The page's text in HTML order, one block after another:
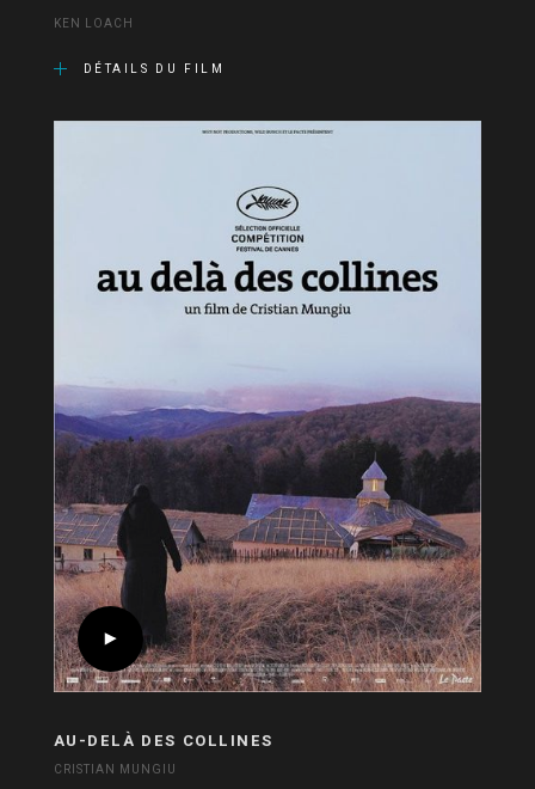
KEN LOACH
DÉTAILS DU FILM
AU-DELÀ DES COLLINES
CRISTIAN MUNGIU